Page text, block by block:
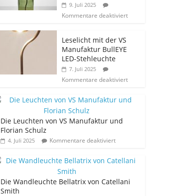
9. Juli 2025
Kommentare deaktiviert
Leselicht mit der VS
Manufaktur BullEYE
LED-Stehleuchte
7. Juli 2025
Kommentare deaktiviert
Die Leuchten von VS Manufaktur und
Florian Schulz
4. Juli 2025 Kommentare deaktiviert
Die Wandleuchte Bellatrix von Catellani
Smith